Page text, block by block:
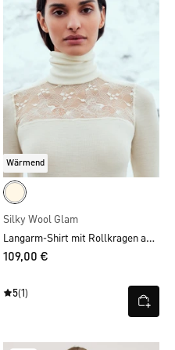
Wärmend
Silky Wool Glam
Langarm-Shirt mit Rollkragen aus Wolle-Seide
109,00 €
5(1)